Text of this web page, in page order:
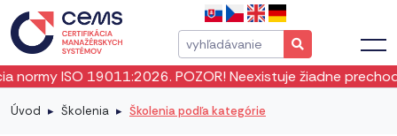
ISO 19011:2026. POZOR! Neexistuje žiadne
Úvod Školenia Školenia podľa kategórie